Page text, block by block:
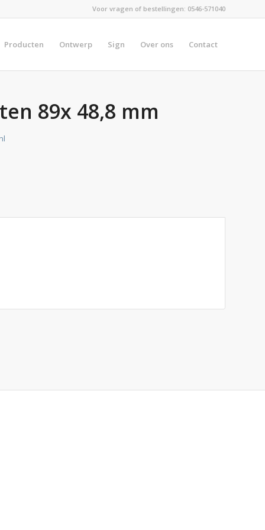
Voor vragen of bestellingen: 0546-571040
Producten Ontwerp Sign Over ons Contact
89x 48,8 mm